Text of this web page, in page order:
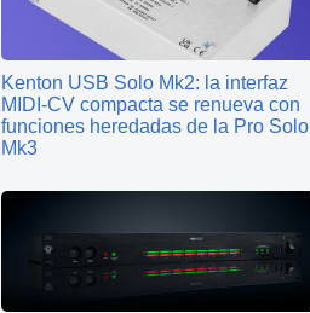
Kenton USB Solo Mk2: la interfaz
MIDI‑CV compacta se renueva con
funciones heredadas de la Pro Solo
Mk3